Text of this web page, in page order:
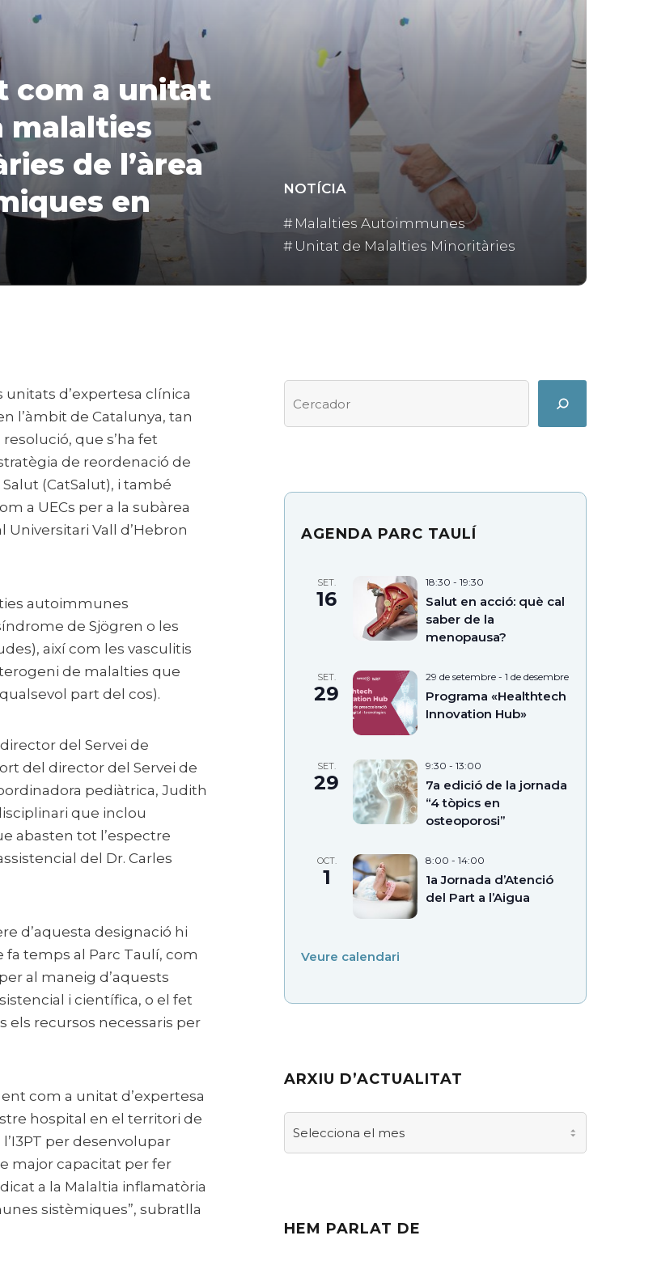
com a unitat
malalties
de l’àrea
en
Malalties Autoimmunes
Unitat de Malalties Minoritàries
NOTÍCIA
d’expertesa clínica
l’àmbit de Catalunya, tan
que s’ha fet
de reordenació de
(CatSalut), i també
a UECs per a la subàrea
Universitari Vall d’Hebron
autoimmunes
de Sjögren o les
així com les vasculitis
de malalties que
part del cos).
del Servei de
del director del Servei de
pediàtrica, Judith
que inclou
abasten tot l’espectre
del Dr. Carles
d’aquesta designació hi
temps al Parc Taulí, com
al maneig d’aquests
i científica, o el fet
els recursos necessaris per
com a unitat d’expertesa
hospital en el territori de
l’I3PT per desenvolupar
major capacitat per fer
a la Malaltia inflamatòria
sistèmiques”, subratlla
Cerca
Search
AGENDA PARC TAULÍ
SET.
16
18:30 - 19:30
Salut en acció: què cal
saber de la
menopausa?
SET.
29
29 de setembre- 1 de desembre
Programa «Healthtech
Innovation Hub»
SET.
29
9:30 - 13:00
7a edició de la jornada
“4 tòpics en
osteoporosi”
OCT.
1
8:00 - 14:00
1a Jornada d’Atenció
del Part a l’Aigua
Veure calendari
ARXIU D’ACTUALITAT
Arxiu
HEM PARLAT DE